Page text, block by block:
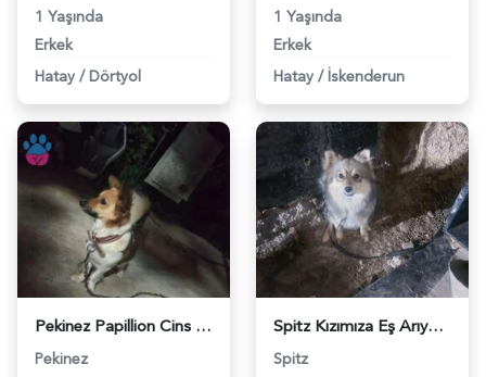
1 Yaşında
Erkek
Hatay / Dörtyol
1 Yaşında
Erkek
Hatay / İskenderun
Pekinez Papillion Cins Kızımıza Eş Arıyoruz - 1075
Pekinez
Spitz Kızımıza Eş Arıyorum - 2803
Spitz